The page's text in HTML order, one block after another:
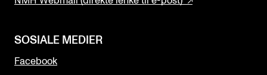
SOSIALE MEDIER
Facebook